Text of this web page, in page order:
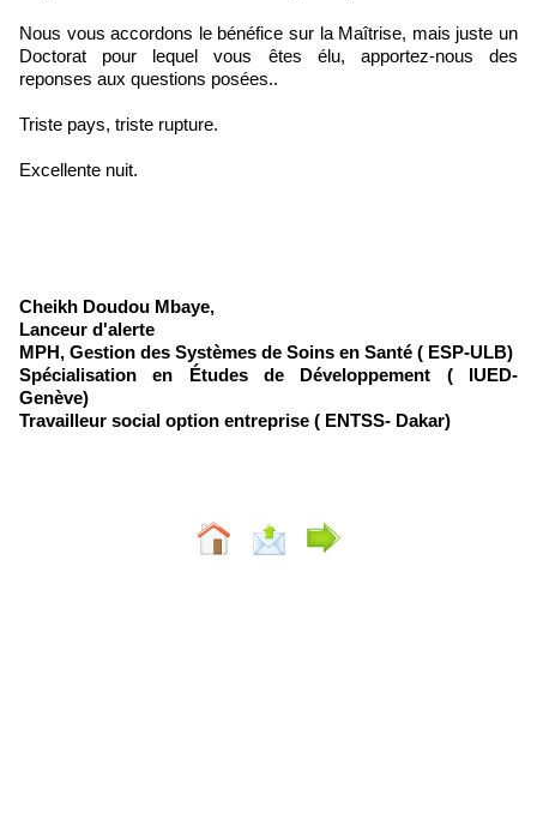
Nous vous accordons le bénéfice sur la Maîtrise, mais juste un
Doctorat pour lequel vous êtes élu, apportez-nous des
reponses aux questions posées..
Triste pays, triste rupture.
Excellente nuit.
Cheikh Doudou Mbaye,
Lanceur d'alerte
MPH, Gestion des Systèmes de Soins en Santé ( ESP-ULB)
Spécialisation en Études de Développement ( IUED-
Genève)
Travailleur social option entreprise ( ENTSS- Dakar)